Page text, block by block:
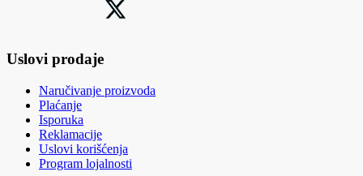
Uslovi prodaje
Naručivanje proizvoda
Plaćanje
Isporuka
Reklamacije
Uslovi korišćenja
Program lojalnosti